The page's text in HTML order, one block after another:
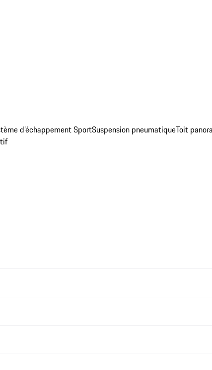
d’échappement SportSuspension pneumatiqueToit